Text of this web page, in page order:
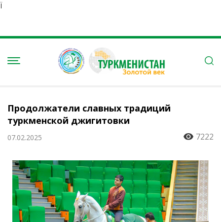
Ï
Продолжатели славных традиций
туркменской джигитовки
07.02.2025 7222